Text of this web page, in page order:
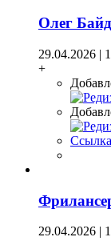
Олег
29.04.2026 |
+
Ссылка
29.04.2026 |